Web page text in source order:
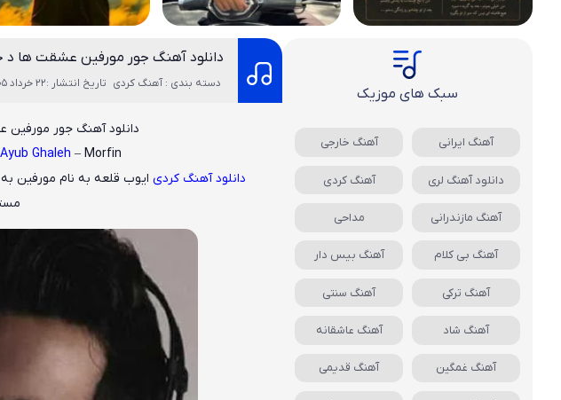
دانلود آهنگ جور مورفین عشقت ها د
دسته بندی : آهنگ کردی تاریخ انتشار :22 خرداد 1405
دانلود آهنگ جور
Ayub Ghaleh– Morfin
دانلود آهنگ کردی ایوب قلعه به نام مورفین
سبک های موزیک
آهنگ ایرانی آهنگ خارجی
دانلود آهنگ لری آهنگ کردی
آهنگ مازندرانی مداحی
آهنگ بی کلام آهنگ بیس دار
آهنگ ترکی آهنگ سنتی
آهنگ شاد آهنگ عاشقانه
آهنگ غمگین آهنگ قدیمی